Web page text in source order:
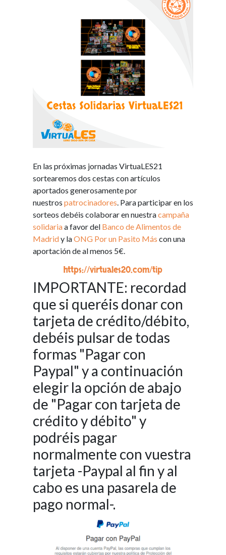
En las próximas jornadas VirtuaLES21
sortearemos dos cestas con artículos
aportados generosamente por
nuestros patrocinadores. Para participar en los
sorteos debéis colaborar en nuestracampaña
solidariaa favor del Banco de Alimentos de
Madridy laONG Por un Pasito Más con una
aportación de al menos 5€.
https://virtuales20.com/tip
IMPORTANTE: recordad
que si queréis donar con
tarjeta de crédito/débito,
debéis pulsar de todas
formas "Pagar con
Paypal" y a continuación
elegir la opción de abajo
de "Pagar con tarjeta de
crédito y débito" y
podréis pagar
normalmente con vuestra
tarjeta -Paypal al fin y al
cabo es una pasarela de
pago normal-.